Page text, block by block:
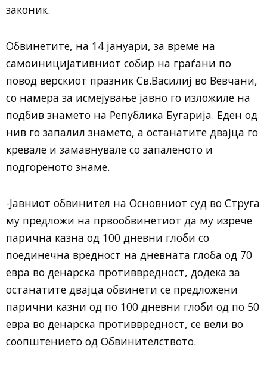
законик.
Обвинетите, на 14 јануари, за време на
самоиницијативниот собир на граѓани по
повод верскиот празник Св.Василиј во Вевчани,
со намера за исмејување јавно го изложиле на
подбив знамето на Република Бугарија. Еден од
нив го запалил знамето, а останатите двајца го
кревале и замавнувале со запаленото и
подгореното знаме.
-Јавниот обвинител на Основниот суд во Струга
му предложи на првообвинетиот да му изрече
парична казна од 100 дневни глоби со
поединечна вредност на дневната глоба од 70
евра во денарска противвредност, додека за
останатите двајца обвинети се предложени
парични казни од по 100 дневни глоби од по 50
евра во денарска противвредност, се вели во
соопштението од Обвинителството.​